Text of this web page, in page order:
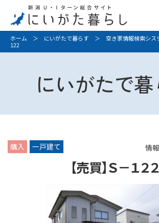
ホーム ＞ にいがたで暮らす ＞ 空き家情報検索シス
122
にいがたで
購入 一戸建て
【売買】Ｓ－１２２
情